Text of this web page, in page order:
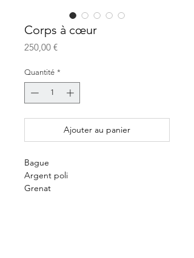
Corps à cœur
250,00 €Prix
Quantité *
Ajouter au panier
Bague
Argent poli
Grenat